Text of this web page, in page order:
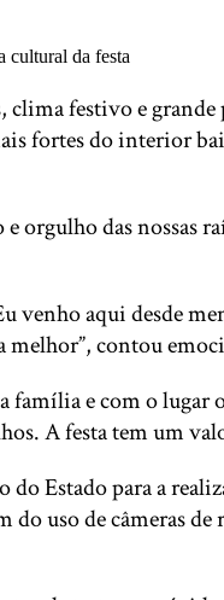
festivo e
fortes do interior
das nossas
venho aqui desde
melhor”, contou
e com o
A festa tem um
Estado para a
uso de câmeras